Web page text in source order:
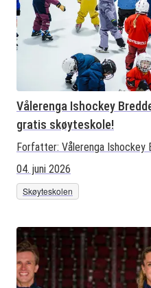
Vålerenga Ishockey
gratis skøyteskole!
Forfatter: Vålerenga Ishockey
04. juni 2026
Skøyteskolen